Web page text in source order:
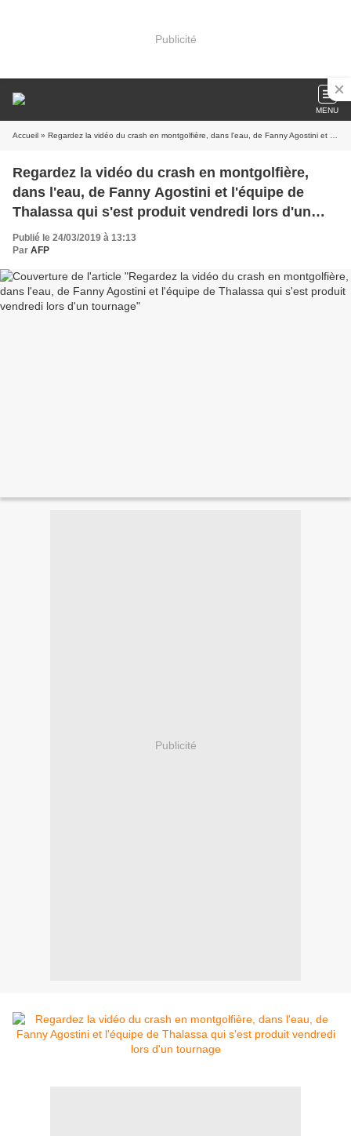
Publicité
MENU
Accueil » Regardez la vidéo du crash en montgolfière, dans l'eau, de Fanny Agostini et l'équipe de Thalassa qui s'est produit vendredi lors d'un tournage
Regardez la vidéo du crash en montgolfière,
dans l'eau, de Fanny Agostini et l'équipe de
Thalassa qui s'est produit vendredi lors d'un
tournage
Publié le 24/03/2019 à 13:13
Par AFP
Publicité